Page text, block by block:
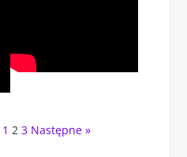
1 2 3 Następne »